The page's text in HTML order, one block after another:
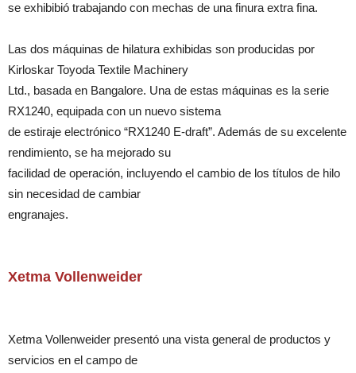
se exhibibió trabajando con mechas de una finura extra fina.
Las dos máquinas de hilatura exhibidas son producidas por
Kirloskar Toyoda Textile Machinery
Ltd., basada en Bangalore. Una de estas máquinas es la serie
RX1240, equipada con un nuevo sistema
de estiraje electrónico “RX1240 E-draft”. Además de su excelente
rendimiento, se ha mejorado su
facilidad de operación, incluyendo el cambio de los títulos de hilo
sin necesidad de cambiar
engranajes.
Xetma Vollenweider
Xetma Vollenweider presentó una vista general de productos y
servicios en el campo de